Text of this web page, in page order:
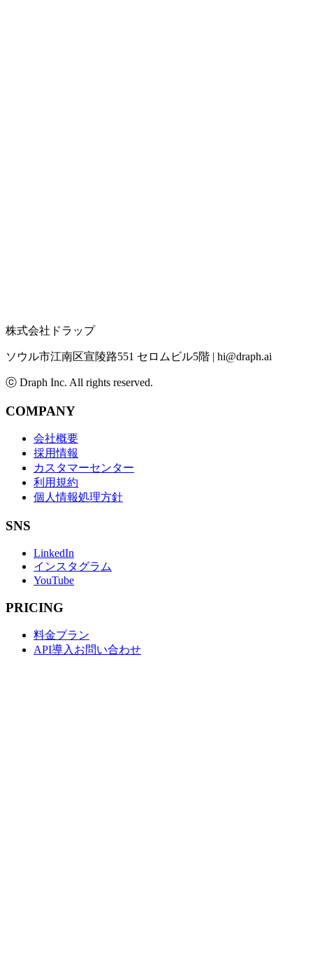
株式会社ドラップ
ソウル市江南区宣陵路551 セロムビル5階 | hi@draph.ai
ⓒ Draph Inc. All rights reserved.
COMPANY
会社概要
採用情報
カスタマーセンター
利用規約
個人情報処理方針
SNS
LinkedIn
インスタグラム
YouTube
PRICING
料金プラン
API導入お問い合わせ